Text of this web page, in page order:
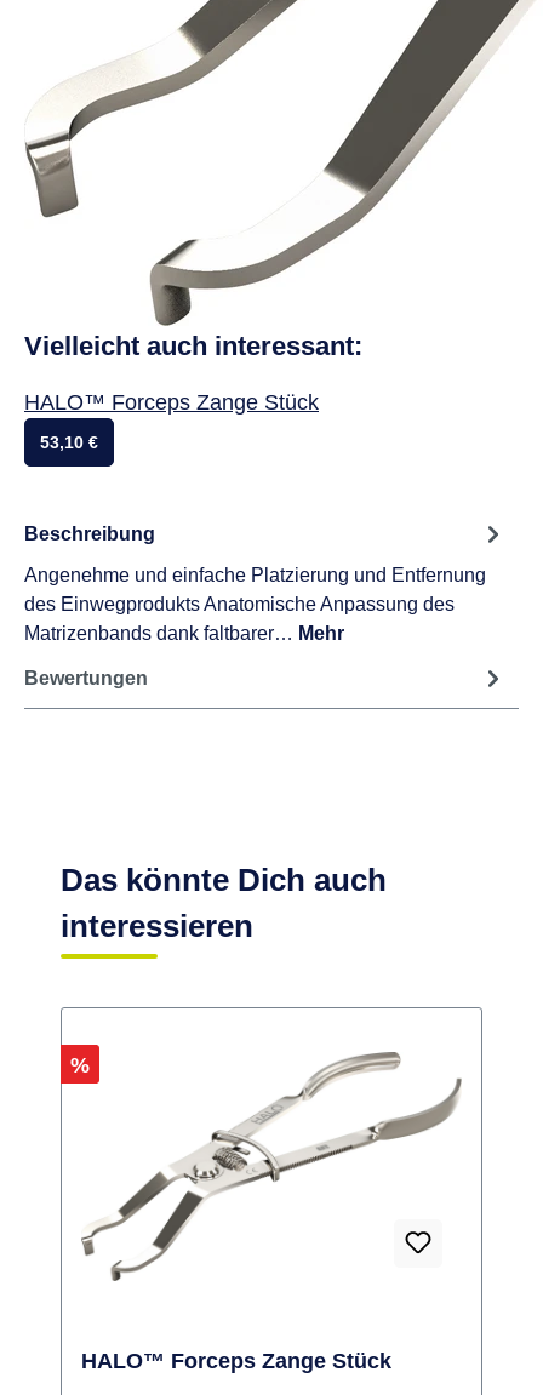
Vielleicht auch interessant:
HALO™ Forceps Zange Stück
53,10 €
Beschreibung
Angenehme und einfache Platzierung und Entfernung
des Einwegprodukts Anatomische Anpassung des
Matrizenbands dank faltbarer… Mehr
Bewertungen
Das könnte Dich auch
interessieren
Rabatt
%
HALO™ Forceps Zange Stück